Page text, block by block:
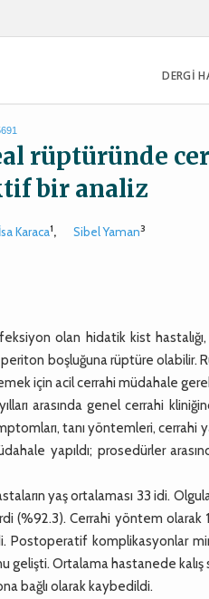
DERGİ
rüptüründe
bir analiz
İsa Karaca1, Sibel Yaman3
olan hidatik kist
boşluğuna rüptüre olabilir.
için acil cerrahi müdahale
arasında genel cerrahi
tanı yöntemleri, cerrahi
yapıldı; prosedürler
yaş ortalaması 33 idi.
(%92.3). Cerrahi yöntem
Postoperatif komplikasyonlar
Ortalama hastanede kalış
bağlı olarak kaybedildi.